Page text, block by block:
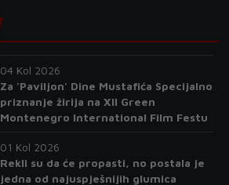
04 Kol 2026
Za 'Paviljon' Dine Mustafića Specijalno
priznanje žirija na XII Green
Montenegro International Film Festu
01 Kol 2026
Rekli su da će propasti, no postala je
jedna od najuspješnijih glumica